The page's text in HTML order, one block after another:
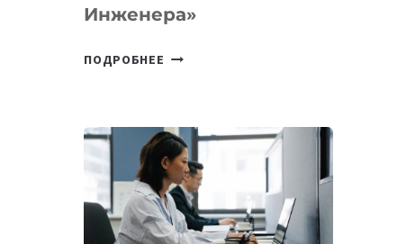
Инженера»
ПОДРОБНЕЕ ДЖЕФФ
PROMETHEUS
ДЛЯ
СОЗДАНИЯ
«ИСКУССТВЕННОГО
ИНЖЕНЕРА»